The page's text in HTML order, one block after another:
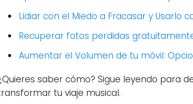
Lidiar con el Miedo a Fracasar y Usarlo
Recuperar fotos perdidas
Aumentar el Volumen de tu móvil:
saber cómo? Sigue leyendo para
tu viaje musical.